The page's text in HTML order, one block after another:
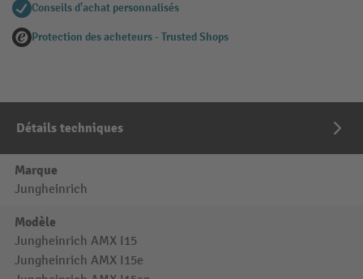
Conseils d'achat personnalisés
Protection des acheteurs - Trusted Shops
Détails techniques
Marque
Jungheinrich
Modèle
Jungheinrich AMX I15
Jungheinrich AMX I15e